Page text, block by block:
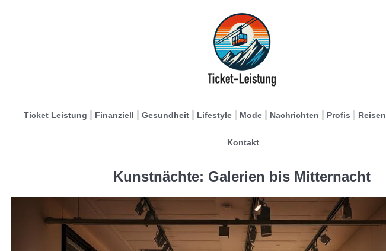
Ticket Leistung Finanziell Gesundheit Lifestyle Mode Nachrichten Profis Reisen
Kontakt
Kunstnächte: Galerien bis Mitternacht